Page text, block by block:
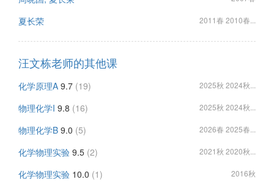
夏长荣 2011春 2010春...
汪文栋老师的其他课
化学原理A 9.7 (19) 2025秋 2024秋...
物理化学I 9.8 (16) 2025秋 2024秋...
物理化学B 9.0 (5) 2026春 2025春...
化学物理实验 9.5 (2) 2021秋 2020秋...
化学物理实验 10.0 (1) 2016秋